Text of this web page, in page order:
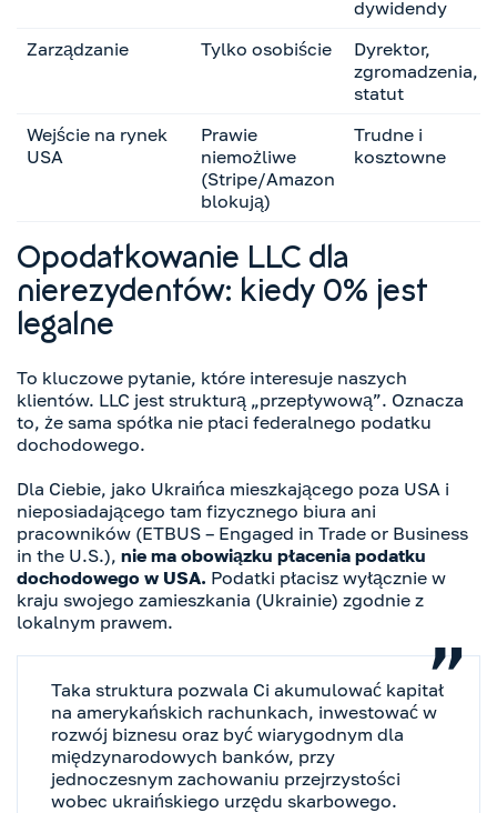
dywidendy
Zarządzanie
Tylko osobiście
Dyrektor,
zgromadzenia,
statut
Wejście na rynek
USA
Prawie
niemożliwe
(Stripe/Amazon
blokują)
Trudne i
kosztowne
Opodatkowanie LLC dla
nierezydentów: kiedy 0% jest
legalne
To kluczowe pytanie, które interesuje naszych
klientów. LLC jest strukturą „przepływową”. Oznacza
to, że sama spółka nie płaci federalnego podatku
dochodowego.
Dla Ciebie, jako Ukraińca mieszkającego poza USA i
nieposiadającego tam fizycznego biura ani
pracowników (ETBUS – Engaged in Trade or Business
in the U.S.), nie ma obowiązku płacenia podatku
dochodowego w USA. Podatki płacisz wyłącznie w
kraju swojego zamieszkania (Ukrainie) zgodnie z
lokalnym prawem.
Taka struktura pozwala Ci akumulować kapitał
na amerykańskich rachunkach, inwestować w
rozwój biznesu oraz być wiarygodnym dla
międzynarodowych banków, przy
jednoczesnym zachowaniu przejrzystości
wobec ukraińskiego urzędu skarbowego.